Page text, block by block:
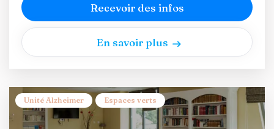
Recevoir des infos
En savoir plus
Unité Alzheimer Espaces verts